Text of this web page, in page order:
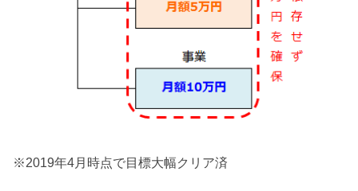
※2019年4月時点で目標大幅クリア済